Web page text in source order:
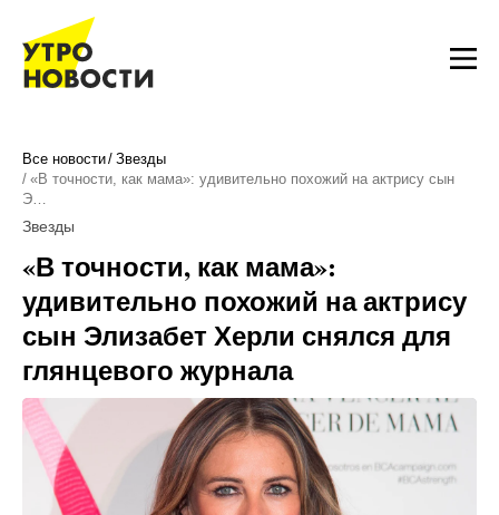
Все новости Звезды
«В точности, как мама»: удивительно похожий на актрису сын
Э…
Звезды
«В точности, как мама»:
удивительно похожий на актрису
сын Элизабет Херли снялся для
глянцевого журнала